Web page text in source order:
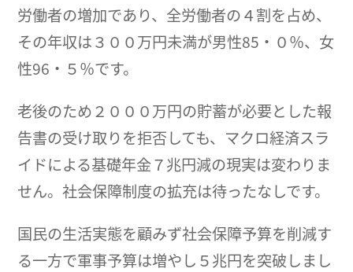
労働者の増加であり、全労働者の４割を占め、
その年収は３００万円未満が男性85・０％、女
性96・５％です。
老後のため２０００万円の貯蓄が必要とした報
告書の受け取りを拒否しても、マクロ経済スラ
イドによる基礎年金７兆円減の現実は変わりま
せん。社会保障制度の拡充は待ったなしです。
国民の生活実態を顧みず社会保障予算を削減す
る一方で軍事予算は増やし５兆円を突破しまし